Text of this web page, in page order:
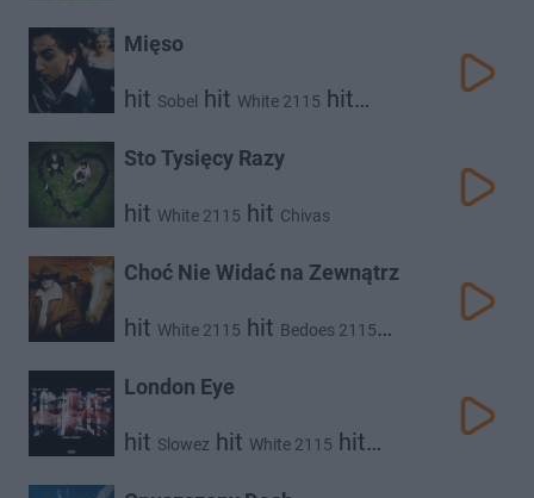
Mięso
hit Sobel hit White 2115 hit
Sto Tysięcy Razy
hit White 2115 hit Chivas
Choć Nie Widać na Zewnątrz
hit White 2115 hit Bedoes 2115
London Eye
hit Slowez hit White 2115 hit